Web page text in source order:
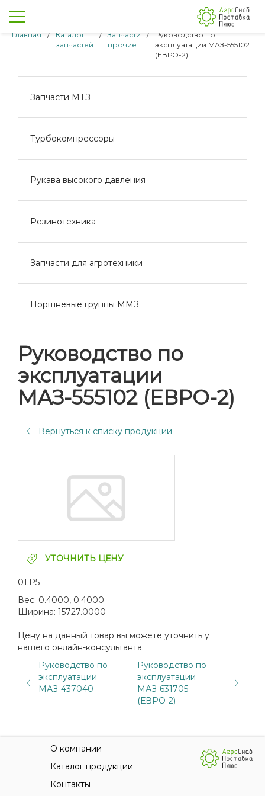
Главная /
Каталог
запчастей
/
Запчасти
прочие
/
Руководство по
эксплуатации МАЗ-555102
(ЕВРО-2)
Запчасти МТЗ
Турбокомпрессоры
Рукава высокого давления
Резинотехника
Запчасти для агротехники
Поршневые группы ММЗ
Руководство по
эксплуатации
МАЗ-555102 (ЕВРО-2)
Вернуться к списку продукции
УТОЧНИТЬ ЦЕНУ
01.Р5
Вес: 0.4000, 0.4000
Ширина: 15727.0000
Цену на данный товар вы можете уточнить у
нашего онлайн-консультанта.
Руководство по
эксплуатации
МАЗ-437040
Руководство по
эксплуатации
МАЗ-631705
(ЕВРО-2)
О компании
Каталог продукции
Контакты